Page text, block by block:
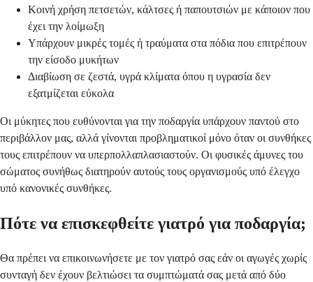
Κοινή χρήση πετσετών, κάλτσες ή παπουτσιών με κάποιον που
έχει την λοίμωξη
Υπάρχουν μικρές τομές ή τραύματα στα πόδια που επιτρέπουν
την είσοδο μυκήτων
Διαβίωση σε ζεστά, υγρά κλίματα όπου η υγρασία δεν
εξατμίζεται εύκολα
Οι μύκητες που ευθύνονται για την ποδαργία υπάρχουν παντού στο
περιβάλλον μας, αλλά γίνονται προβληματικοί μόνο όταν οι συνθήκες
τους επιτρέπουν να υπερπολλαπλασιαστούν. Οι φυσικές άμυνες του
σώματος συνήθως διατηρούν αυτούς τους οργανισμούς υπό έλεγχο
υπό κανονικές συνθήκες.
Πότε να επισκεφθείτε γιατρό για ποδαργία;
Θα πρέπει να επικοινωνήσετε με τον γιατρό σας εάν οι αγωγές χωρίς
συνταγή δεν έχουν βελτιώσει τα συμπτώματά σας μετά από δύο